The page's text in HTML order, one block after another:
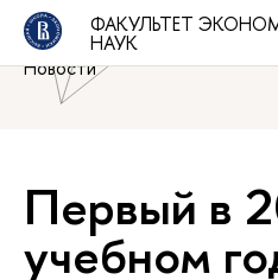
ФАКУЛЬТЕТ
НАУК
Национальный
школа экономики»
Новости
Первый в
учебном